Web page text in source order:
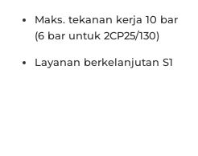
Maks. tekanan kerja 10 bar
(6 bar untuk 2CP25/130)
Layanan berkelanjutan S1